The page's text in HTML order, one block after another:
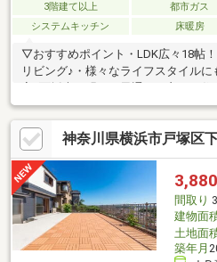
3階建て以上 都市ガス
システムキッチン
床暖房
▽おすすめポイント・LDK広々18帖
リビング♪・様々なライフスタイルに
ートバスなど住宅設備充実！・冬は
有！・スーパー・コンビニまで徒歩
セスブルーライン「舞岡」駅 徒歩12
駅 徒歩14分バスも利用可能！バス乗
て」とお問い合わせいただくと、ス
料請求・物件のお問い合わせは、
気軽にどうぞ。
神奈川県横浜市戸塚区
3,880
間取り
建物面
土地面
築年月